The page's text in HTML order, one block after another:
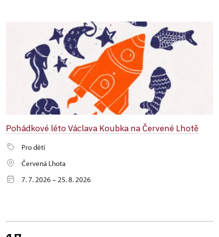
Pohádkové léto Václava Koubka na Červené Lhotě
Pro děti
Červená Lhota
7. 7. 2026 – 25. 8. 2026